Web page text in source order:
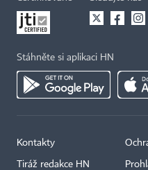
Stáhněte si aplikaci HN
Kontakty
Tiráž redakce HN